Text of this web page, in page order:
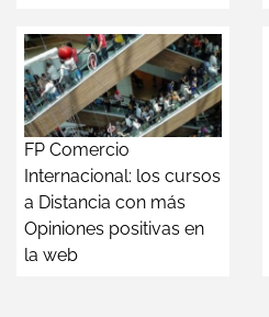
FP Comercio
Internacional: los cursos
a Distancia con más
Opiniones positivas en
la web